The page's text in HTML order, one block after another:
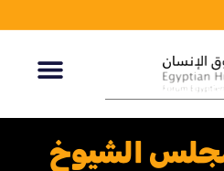
الشيوخ